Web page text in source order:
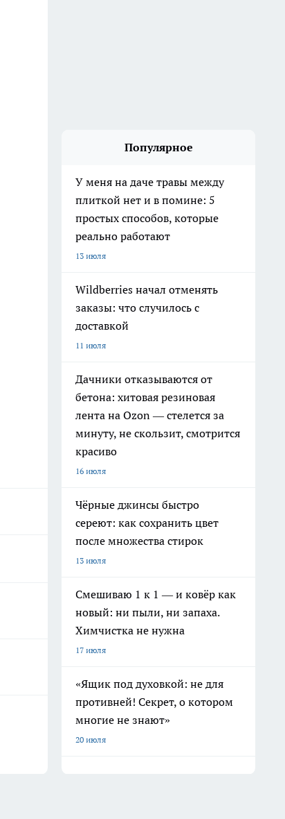
Популярное
У меня на даче травы между
плиткой нет и в помине: 5
простых способов, которые
реально работают
13 июля
Wildberries начал отменять
заказы: что случилось с
доставкой
11 июля
Дачники отказываются от
бетона: хитовая резиновая
лента на Ozon — стелется за
минуту, не скользит, смотрится
красиво
16 июля
Чёрные джинсы быстро
сереют: как сохранить цвет
после множества стирок
13 июля
Смешиваю 1 к 1 — и ковёр как
новый: ни пыли, ни запаха.
Химчистка не нужна
17 июля
«Ящик под духовкой: не для
противней! Секрет, о котором
многие не знают»
20 июля